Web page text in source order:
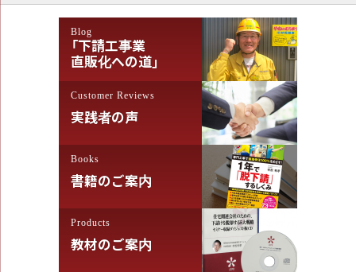
Blog
「下請工事業
直販化への道」
Customer Reviews
実践者の声
Books
書籍のご案内
Products
教材のご案内